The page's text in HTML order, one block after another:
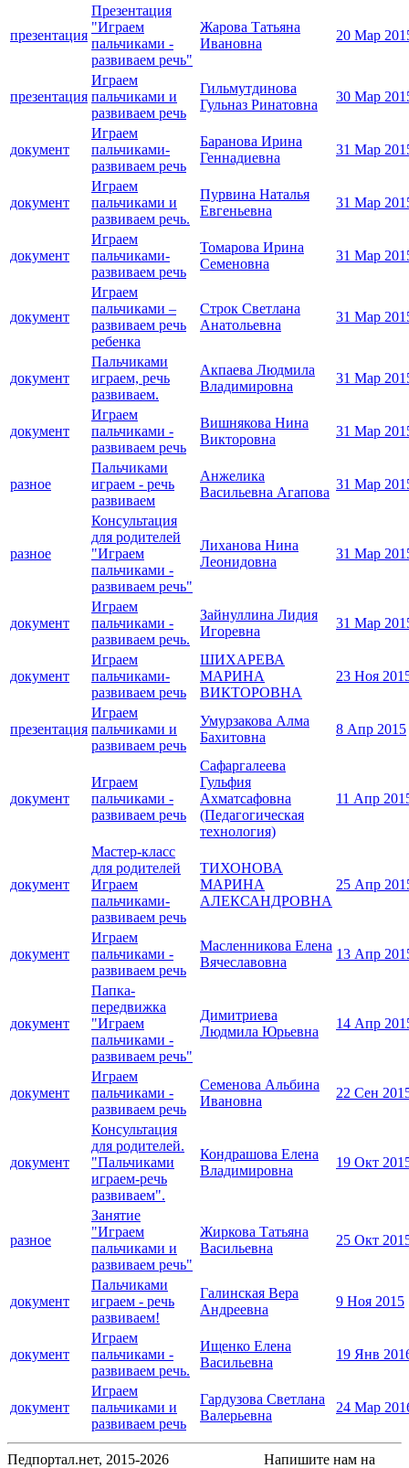
презентация
Презентация
"Играем
пальчиками -
развиваем речь"
Жарова Татьяна
Ивановна
20 Мар
презентация
Играем
пальчиками и
развиваем речь
Гильмутдинова
Гульназ Ринатовна
30 Мар
документ
Играем
пальчиками-
развиваем речь
Баранова Ирина
Геннадиевна
31 Мар
документ
Играем
пальчиками и
развиваем речь.
Пурвина Наталья
Евгеньевна
31 Мар
документ
Играем
пальчиками-
развиваем речь
Томарова Ирина
Семеновна
31 Мар
документ
Играем
пальчиками –
развиваем речь
ребенка
Строк Светлана
Анатольевна
31 Мар
документ
Пальчиками
играем, речь
развиваем.
Акпаева Людмила
Владимировна
31 Мар
документ
Играем
пальчиками -
развиваем речь
Вишнякова Нина
Викторовна
31 Мар
разное
Пальчиками
играем - речь
развиваем
Анжелика
Васильевна Агапова
31 Мар
разное
Консультация
для родителей
"Играем
пальчиками -
развиваем речь"
Лиханова Нина
Леонидовна
31 Мар
документ
Играем
пальчиками -
развиваем речь.
Зайнуллина Лидия
Игоревна
31 Мар
документ
Играем
пальчиками-
развиваем речь
ШИХАРЕВА
МАРИНА
ВИКТОРОВНА
23 Ноя
презентация
Играем
пальчиками и
развиваем речь
Умурзакова Алма
Бахитовна
8 Апр 2015
документ
Играем
пальчиками -
развиваем речь
Сафаргалеева
Гульфия
Ахматсафовна
(Педагогическая
технология)
11 Апр
документ
Мастер-класс
для родителей
Играем
пальчиками-
развиваем речь
ТИХОНОВА
МАРИНА
АЛЕКСАНДРОВНА
25 Апр
документ
Играем
пальчиками -
развиваем речь
Масленникова Елена
Вячеславовна
13 Апр
документ
Папка-
передвижка
"Играем
пальчиками -
развиваем речь"
Димитриева
Людмила Юрьевна
14 Апр
документ
Играем
пальчиками -
развиваем речь
Семенова Альбина
Ивановна
22 Сен
документ
Консультация
для родителей.
"Пальчиками
играем-речь
развиваем".
Кондрашова Елена
Владимировна
19 Окт
разное
Занятие
"Играем
пальчиками и
развиваем речь"
Жиркова Татьяна
Васильевна
25 Окт
документ
Пальчиками
играем - речь
развиваем!
Галинская Вера
Андреевна
9 Ноя 2015
документ
Играем
пальчиками -
развиваем речь.
Ищенко Елена
Васильевна
19 Янв
документ
Играем
пальчиками и
развиваем речь
Гардузова Светлана
Валерьевна
24 Мар
Педпортал.нет, 2015-2026 Напишите нам на